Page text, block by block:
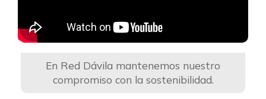
En Red Dávila mantenemos nuestro
compromiso con la sostenibilidad.